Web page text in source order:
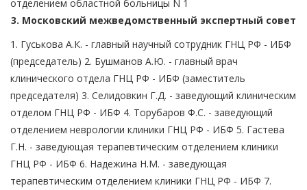
отделением областной больницы N 1
3. Московский межведомственный экспертный совет
1. Гуськова А.К. - главный научный сотрудник ГНЦ РФ - ИБФ
(председатель) 2. Бушманов А.Ю. - главный врач
клинического отдела ГНЦ РФ - ИБФ (заместитель
председателя) 3. Селидовкин Г.Д. - заведующий клиническим
отделом ГНЦ РФ - ИБФ 4. Торубаров Ф.С. - заведующий
отделением неврологии клиники ГНЦ РФ - ИБФ 5. Гастева
Г.Н. - заведующая терапевтическим отделением клиники
ГНЦ РФ - ИБФ 6. Надежина Н.М. - заведующая
терапевтическим отделением клиники ГНЦ РФ - ИБФ 7.